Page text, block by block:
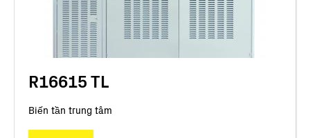
R16615 TL
Biến tần trung tâm